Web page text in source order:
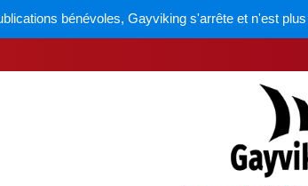
bénévoles, Gayviking s'arrête et n'est